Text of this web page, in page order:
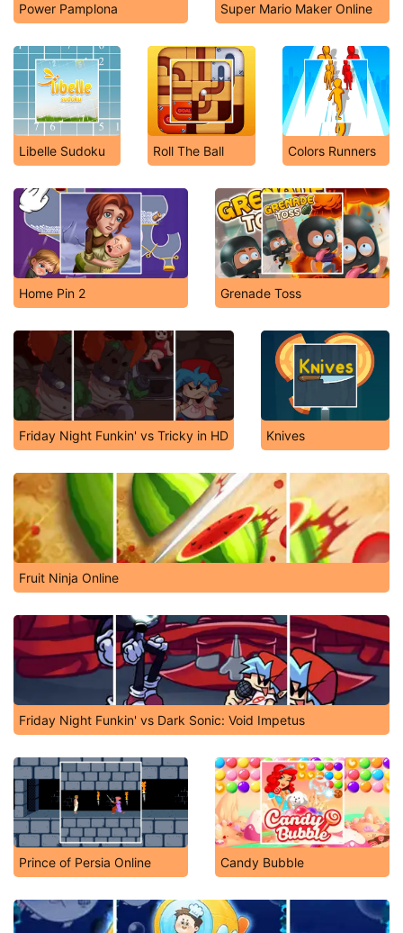
Power Pamplona Super Mario Maker Online
Libelle Sudoku Roll The Ball Colors Runners
Home Pin 2 Grenade Toss
Friday Night Funkin' vs Tricky in HD Knives
Fruit Ninja Online
Friday Night Funkin' vs Dark Sonic: Void Impetus
Prince of Persia Online Candy Bubble